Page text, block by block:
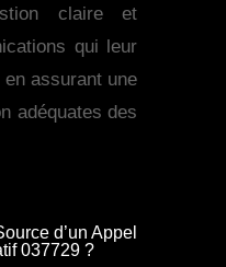
claire et
qui leur
assurant une
adéquates des
d’un Appel
037729 ?